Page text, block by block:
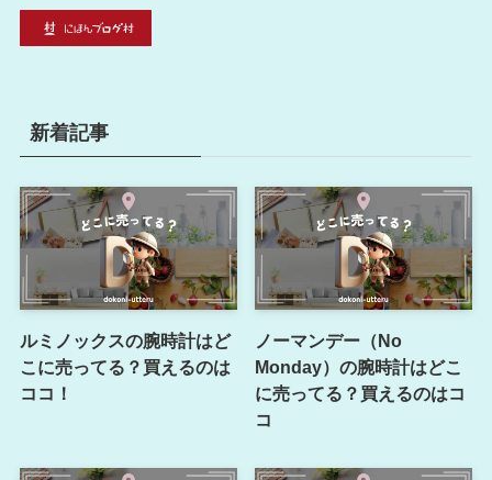
新着記事
ルミノックスの腕時計はど
こに売ってる？買えるのは
ココ！
ノーマンデー（No
Monday）の腕時計はどこ
に売ってる？買えるのはコ
コ